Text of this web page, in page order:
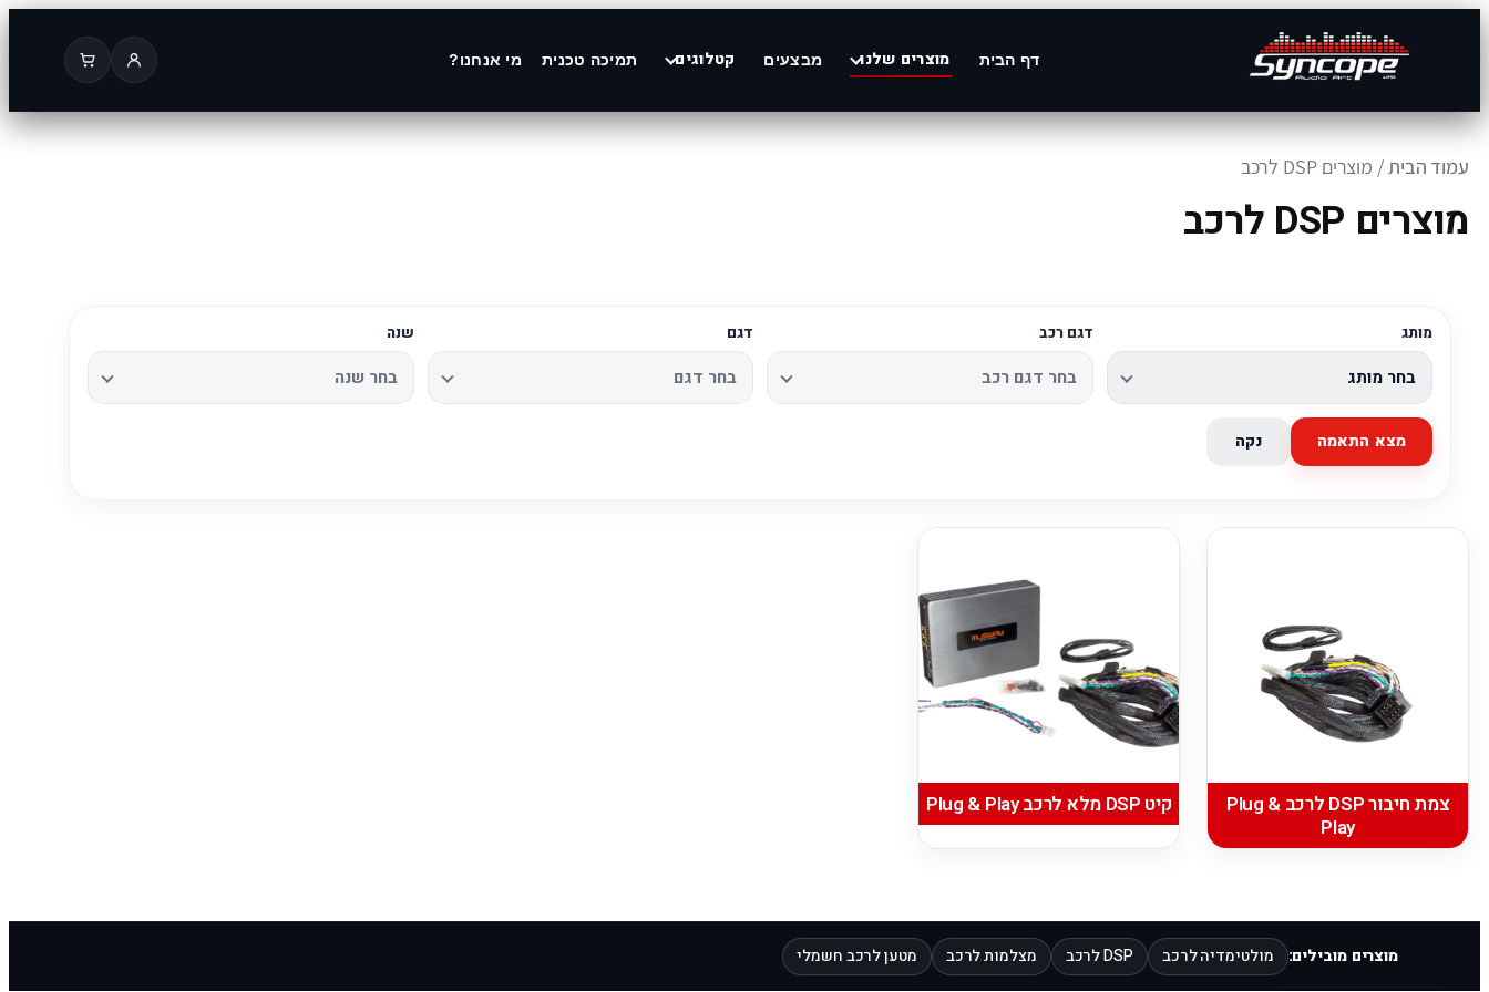
דף הבית מוצרים שלנו מבצעים קטלוגים תמיכה טכנית מי אנחנו?
עמוד הבית / מוצרים DSP לרכב
מוצרים DSP לרכב
מותג דגם רכב דגם שנה
מצא התאמה נקה
צמת חיבור DSP לרכב Plug &
Play
קיט DSP מלא לרכב Plug & Play
מוצרים מובילים: מולטימדיה לרכב DSP לרכב מצלמות לרכב מטען לרכב חשמלי